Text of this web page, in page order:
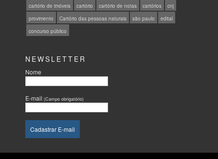
cartório de imóveis cartório cartório de notas cartórios
cnj
provimento
Cartório das pessoas naturais são paulo
edital
concurso público
NEWSLETTER
Nome
E-mail(Campo obrigatório)